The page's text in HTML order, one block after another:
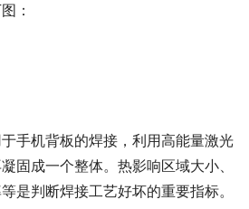
：
手机背板的焊接，利用高能量激光
固成一个整体。热影响区域大小、
是判断焊接工艺好坏的重要指标。